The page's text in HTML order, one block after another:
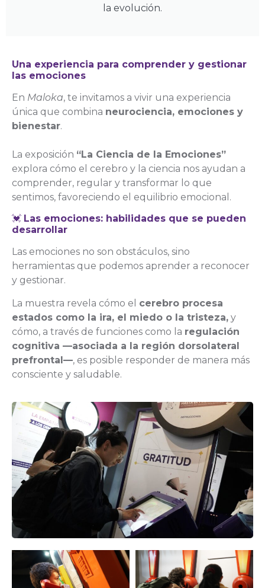
la evolución.
Una experiencia para comprender y gestionar
las emociones
En Maloka, te invitamos a vivir una experiencia
única que combina neurociencia, emociones y
bienestar.
La exposición “La Ciencia de la Emociones”
explora cómo el cerebro y la ciencia nos ayudan a
comprender, regular y transformar lo que
sentimos, favoreciendo el equilibrio emocional.
💓 Las emociones: habilidades que se pueden
desarrollar
Las emociones no son obstáculos, sino
herramientas que podemos aprender a reconocer
y gestionar.
La muestra revela cómo el cerebro procesa
estados como la ira, el miedo o la tristeza, y
cómo, a través de funciones como la regulación
cognitiva —asociada a la región dorsolateral
prefrontal—, es posible responder de manera más
consciente y saludable.